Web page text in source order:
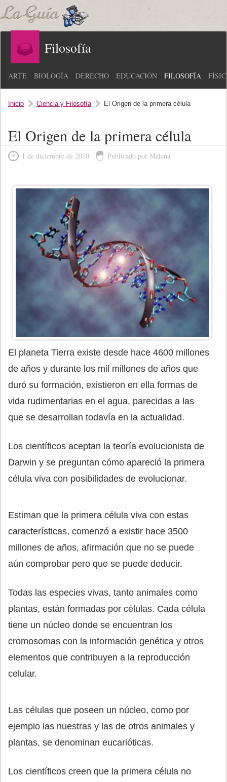
Filosofía
ARTE BIOLOGÍA DERECHO EDUCACIÓN FILOSOFÍA
Inicio Ciencia y Filosofía El Origen de la primera célula
El Origen de la primera célula
1 de diciembre de 2010 Publicado por Malena
El planeta Tierra existe desde hace 4600 millones
de años y durante los mil millones de años que
duró su formación, existieron en ella formas de
vida rudimentarias en el agua, parecidas a las
que se desarrollan todavía en la actualidad.
Los científicos aceptan la teoría evolucionista de
Darwin y se preguntan cómo apareció la primera
célula viva con posibilidades de evolucionar.
Estiman que la primera célula viva con estas
características, comenzó a existir hace 3500
millones de años, afirmación que no se puede
aún comprobar pero que se puede deducir.
Todas las especies vivas, tanto animales como
plantas, están formadas por células. Cada célula
tiene un núcleo donde se encuentran los
cromosomas con la información genética y otros
elementos que contribuyen a la reproducción
celular.
Las células que poseen un núcleo, como por
ejemplo las nuestras y las de otros animales y
plantas, se denominan eucarióticas.
Los científicos creen que la primera célula no